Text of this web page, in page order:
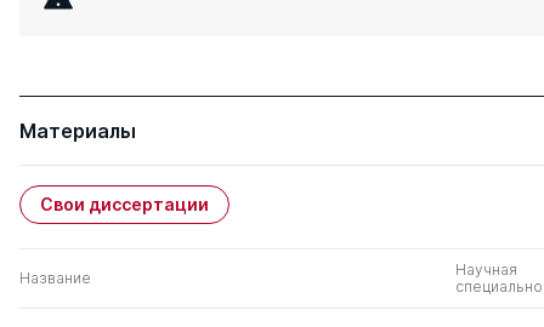
Материалы
Свои диссертации
Название
Научная